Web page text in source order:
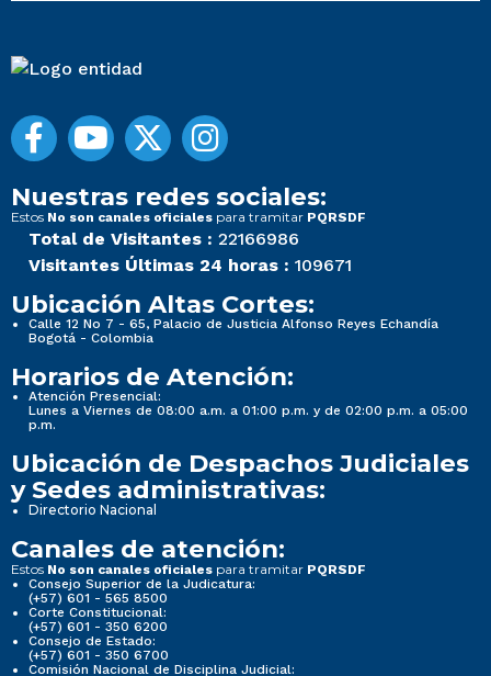
Nuestras redes sociales:
Estos No son canales oficiales para tramitar PQRSDF
Total de Visitantes : 22166986
Visitantes Últimas 24 horas : 109671
Ubicación Altas Cortes:
Calle 12 No 7 - 65, Palacio de Justicia Alfonso Reyes Echandía
Bogotá - Colombia
Horarios de Atención:
Atención Presencial:
Lunes a Viernes de 08:00 a.m. a 01:00 p.m. y de 02:00 p.m. a 05:00
p.m.
Ubicación de Despachos Judiciales
y Sedes administrativas:
Directorio Nacional
Canales de atención:
Estos No son canales oficiales para tramitar PQRSDF
Consejo Superior de la Judicatura:
(+57) 601 - 565 8500
Corte Constitucional:
(+57) 601 - 350 6200
Consejo de Estado:
(+57) 601 - 350 6700
Comisión Nacional de Disciplina Judicial: